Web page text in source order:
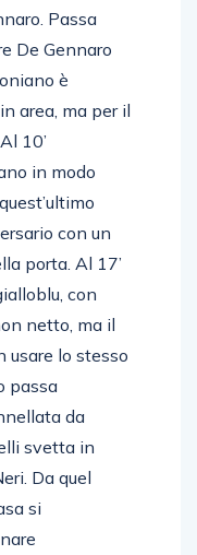
Passa
De Gennaro
è
area, ma per il
10’
in modo
con un
porta. Al 17’
con
netto, ma il
usare lo stesso
passa
da
svetta in
Da quel
si